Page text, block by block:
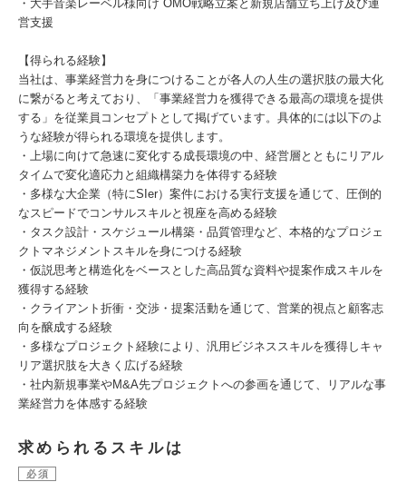
・大手音楽レーベル様向け OMO戦略立案と新規店舗立ち上げ及び運
営支援
【得られる経験】
当社は、事業経営力を身につけることが各人の人生の選択肢の最大化
に繋がると考えており、「事業経営力を獲得できる最高の環境を提供
する」を従業員コンセプトとして掲げています。具体的には以下のよ
うな経験が得られる環境を提供します。
・上場に向けて急速に変化する成長環境の中、経営層とともにリアル
タイムで変化適応力と組織構築力を体得する経験
・多様な大企業（特にSIer）案件における実行支援を通じて、圧倒的
なスピードでコンサルスキルと視座を高める経験
・タスク設計・スケジュール構築・品質管理など、本格的なプロジェ
クトマネジメントスキルを身につける経験
・仮説思考と構造化をベースとした高品質な資料や提案作成スキルを
獲得する経験
・クライアント折衝・交渉・提案活動を通じて、営業的視点と顧客志
向を醸成する経験
・多様なプロジェクト経験により、汎用ビジネススキルを獲得しキャ
リア選択肢を大きく広げる経験
・社内新規事業やM&A先プロジェクトへの参画を通じて、リアルな事
業経営力を体感する経験
求められるスキルは
必須